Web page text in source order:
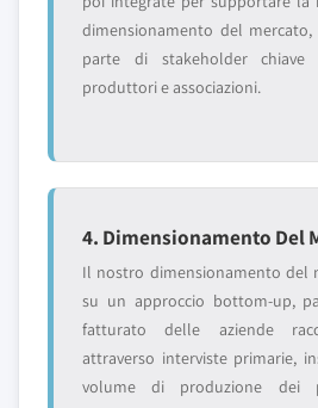
dimensionamento del
parte di stakeholder chiave
produttori e associazioni.
4. Dimensionamento Del
Il nostro dimensionamento del
su un approccio bottom-up,
fatturato delle aziende
attraverso interviste primarie,
volume di produzione dei